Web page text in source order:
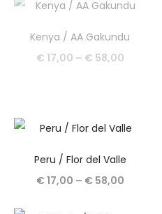
od
Kenya / AA Gakundu
€ 17,00 – € 58,00Raspon
€ 58,00
Peru / Flor del Valle
€ 17,00 – € 58,00Raspon